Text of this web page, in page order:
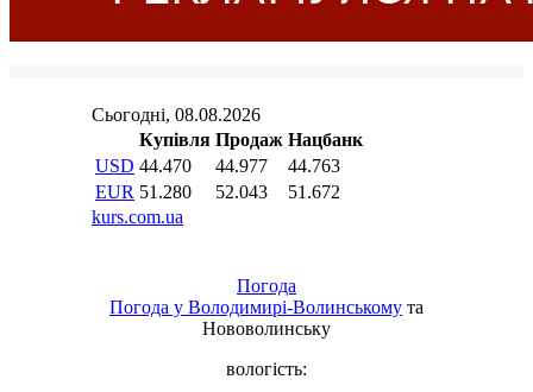
Погода
Погода у Володимирі-Волинському та
Нововолинську
вологість: